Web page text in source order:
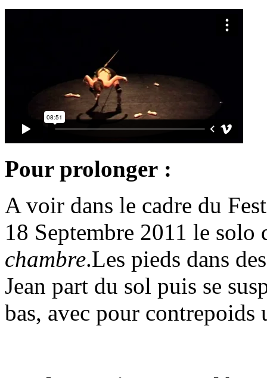
Pour prolonger :
A voir dans le cadre du
18 Septembre 2011 le solo
chambre.Les pieds dans
Jean part du sol puis se
bas, avec pour contrepoids